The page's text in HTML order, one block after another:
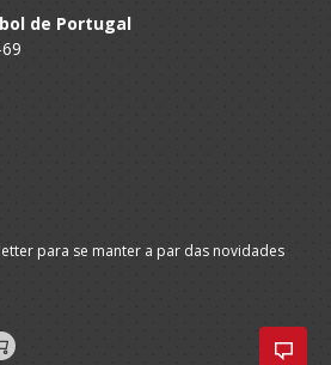
Técnico
NHCTBH
NHCTBH
de Portugal
para se manter a par das novidades